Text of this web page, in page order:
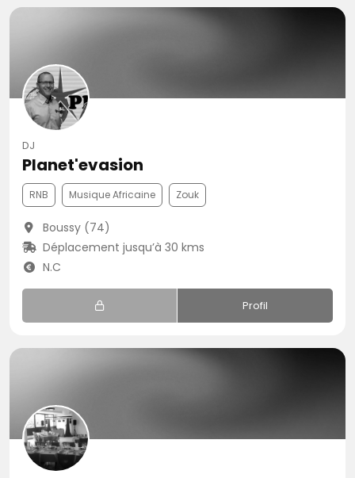
DJ
Planet'evasion
RNB Musique Africaine Zouk
Boussy (74)
Déplacement jusqu’à 30 kms
N.C
Profil